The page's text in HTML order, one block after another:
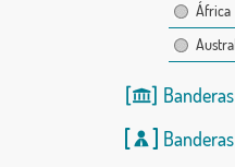
África